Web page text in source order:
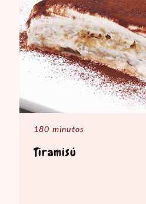
180 minutos
Tiramisú